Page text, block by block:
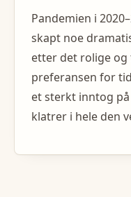
Pandemien i
skapt noe
etter det rolige
preferansen for
et sterkt inntog
klatrer i hele den